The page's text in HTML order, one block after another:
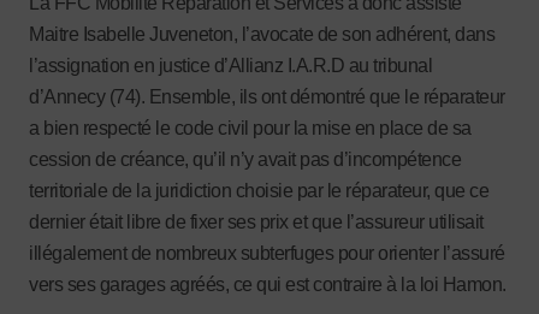
Maitre Isabelle Juveneton, l’avocate de son adhérent, dans
l’assignation en justice d’Allianz I.A.R.D au tribunal
d’Annecy (74). Ensemble, ils ont démontré que le réparateur
a bien respecté le code civil pour la mise en place de sa
cession de créance, qu’il n’y avait pas d’incompétence
territoriale de la juridiction choisie par le réparateur, que ce
dernier était libre de fixer ses prix et que l’assureur utilisait
illégalement de nombreux subterfuges pour orienter l’assuré
vers ses garages agréés, ce qui est contraire à la loi Hamon.